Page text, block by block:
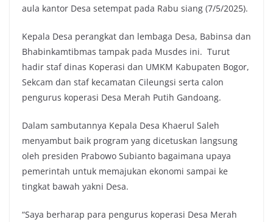
aula kantor Desa setempat pada Rabu siang (7/5/2025).
Kepala Desa perangkat dan lembaga Desa, Babinsa dan
Bhabinkamtibmas tampak pada Musdes ini. Turut
hadir staf dinas Koperasi dan UMKM Kabupaten Bogor,
Sekcam dan staf kecamatan Cileungsi serta calon
pengurus koperasi Desa Merah Putih Gandoang.
Dalam sambutannya Kepala Desa Khaerul Saleh
menyambut baik program yang dicetuskan langsung
oleh presiden Prabowo Subianto bagaimana upaya
pemerintah untuk memajukan ekonomi sampai ke
tingkat bawah yakni Desa.
“Saya berharap para pengurus koperasi Desa Merah